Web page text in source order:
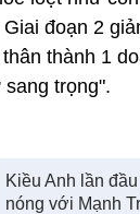
đoạn 2
thành 1
sang trọng".
Kiều Anh lần
nóng với Mạnh